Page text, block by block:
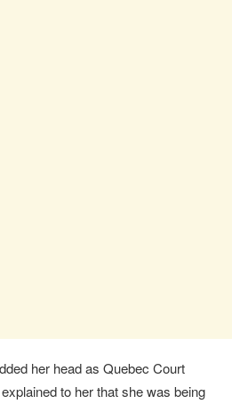
her head as Quebec Court
to her that she was being